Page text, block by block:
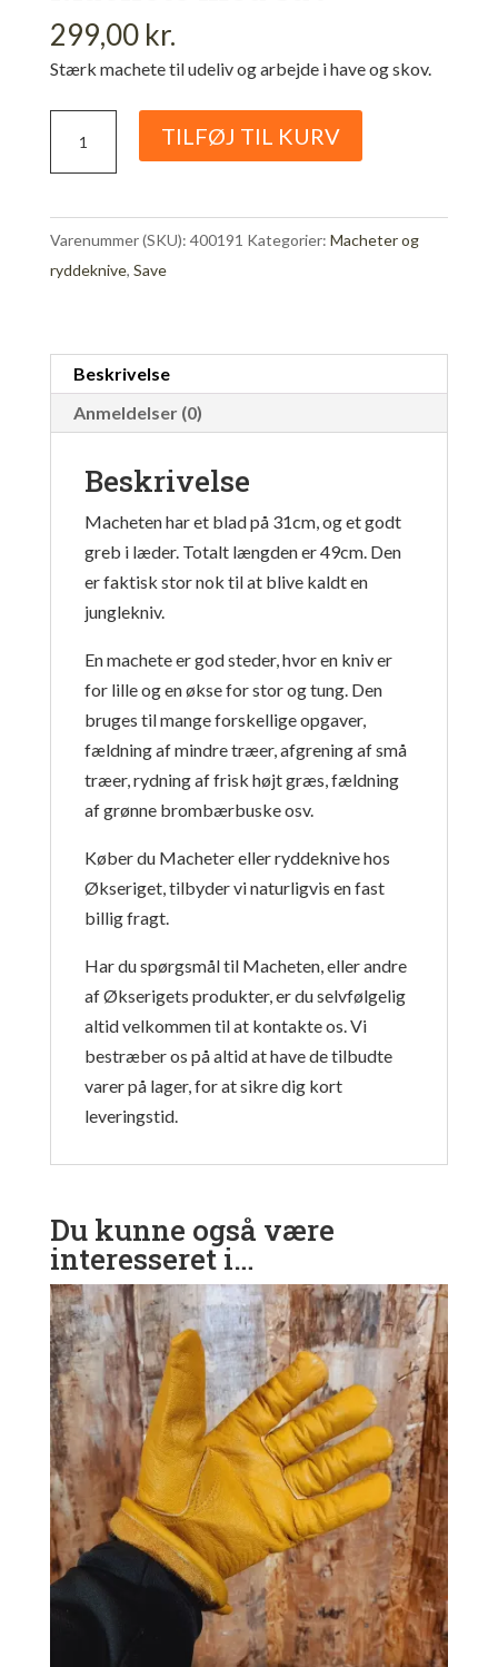
299,00 kr.
Stærk machete til udeliv og arbejde i have og skov.
med
antal
TILFØJ TIL KURV
Varenummer (SKU): 400191 Kategorier: Macheter og
ryddeknive, Save
Beskrivelse
Anmeldelser (0)
Beskrivelse
Macheten har et blad på 31cm, og et godt
greb i læder. Totalt længden er 49cm. Den
er faktisk stor nok til at blive kaldt en
junglekniv.
En machete er god steder, hvor en kniv er
for lille og en økse for stor og tung. Den
bruges til mange forskellige opgaver,
fældning af mindre træer, afgrening af små
træer, rydning af frisk højt græs, fældning
af grønne brombærbuske osv.
Køber du Macheter eller ryddeknive hos
Økseriget, tilbyder vi naturligvis en fast
billig fragt.
Har du spørgsmål til Macheten, eller andre
af Økserigets produkter, er du selvfølgelig
altid velkommen til at kontakte os. Vi
bestræber os på altid at have de tilbudte
varer på lager, for at sikre dig kort
leveringstid.
Du kunne også være
interesseret i…